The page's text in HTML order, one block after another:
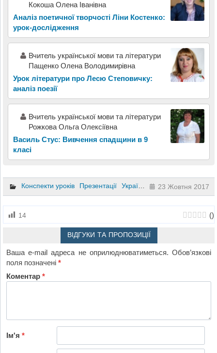
Кокоша Олена Іванівна
Аналіз поетичної творчості Ліни Костенко:
урок-дослідження
Вчитель української мови та літератури
Пащенко Олена Володимирівна
Урок літератури про Лесю Степовичку:
аналіз поезії
Вчитель української мови та літератури
Рожкова Ольга Олексіївна
Василь Стус: Вивчення спадщини в 9
класі
Конспекти уроків Презентації Українська література 10
23 Жовтня 2017
14 ()
ВІДГУКИ ТА ПРОПОЗИЦІЇ
Ваша e-mail адреса не оприлюднюватиметься. Обов’язкові
поля позначені*
Коментар*
Ім'я*